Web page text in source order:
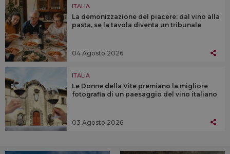
ITALIA
La demonizzazione del piacere: dal vino alla
pasta, se la tavola diventa un tribunale
04 Agosto 2026
ITALIA
Le Donne della Vite premiano la migliore
fotografia di un paesaggio del vino italiano
03 Agosto 2026